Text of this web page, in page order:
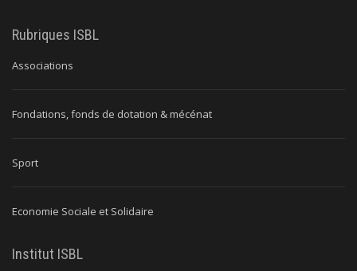
Rubriques ISBL
Associations
Fondations, fonds de dotation & mécénat
Sport
Economie Sociale et Solidaire
Institut ISBL